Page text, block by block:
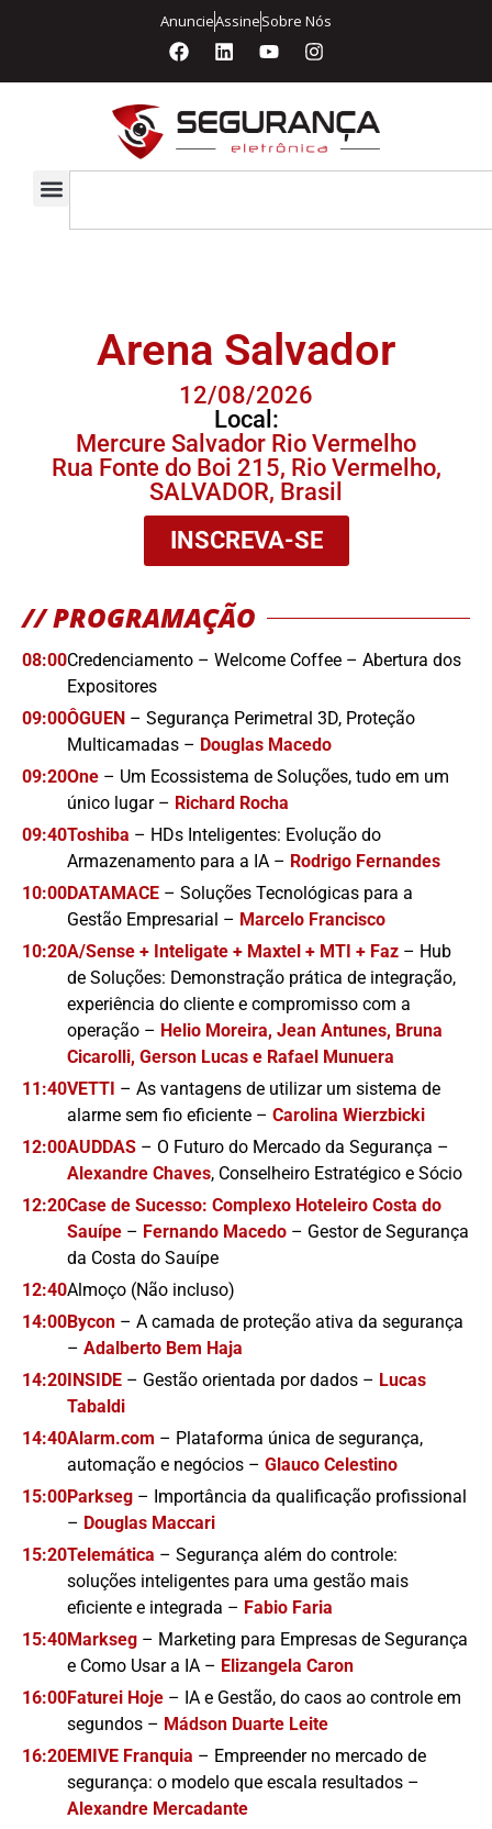
AnuncieAssineSobre Nós
Arena Salvador
12/08/2026
Local:
Mercure Salvador Rio Vermelho
Rua Fonte do Boi 215, Rio Vermelho,
SALVADOR, Brasil
INSCREVA-SE
// PROGRAMAÇÃO
08:00Credenciamento – Welcome Coffee – Abertura dos
Expositores
09:00ÔGUEN – Segurança Perimetral 3D, Proteção
Multicamadas – Douglas Macedo
09:20One – Um Ecossistema de Soluções, tudo em um
único lugar – Richard Rocha
09:40Toshiba – HDs Inteligentes: Evolução do
Armazenamento para a IA – Rodrigo Fernandes
10:00DATAMACE – Soluções Tecnológicas para a
Gestão Empresarial – Marcelo Francisco
10:20A/Sense + Inteligate + Maxtel + MTI + Faz – Hub
de Soluções: Demonstração prática de integração,
experiência do cliente e compromisso com a
operação – Helio Moreira, Jean Antunes, Bruna
Cicarolli, Gerson Lucas e Rafael Munuera
11:40VETTI – As vantagens de utilizar um sistema de
alarme sem fio eficiente – Carolina Wierzbicki
12:00AUDDAS – O Futuro do Mercado da Segurança –
Alexandre Chaves, Conselheiro Estratégico e Sócio
12:20Case de Sucesso: Complexo Hoteleiro Costa do
Sauípe – Fernando Macedo – Gestor de Segurança
da Costa do Sauípe
12:40Almoço (Não incluso)
14:00Bycon – A camada de proteção ativa da segurança
– Adalberto Bem Haja
14:20 INSIDE – Gestão orientada por dados – Lucas
Tabaldi
14:40Alarm.com – Plataforma única de segurança,
automação e negócios – Glauco Celestino
15:00Parkseg – Importância da qualificação profissional
– Douglas Maccari
15:20Telemática – Segurança além do controle:
soluções inteligentes para uma gestão mais
eficiente e integrada – Fabio Faria
15:40Markseg – Marketing para Empresas de Segurança
e Como Usar a IA – Elizangela Caron
16:00Faturei Hoje – IA e Gestão, do caos ao controle em
segundos – Mádson Duarte Leite
16:20EMIVE Franquia – Empreender no mercado de
segurança: o modelo que escala resultados –
Alexandre Mercadante